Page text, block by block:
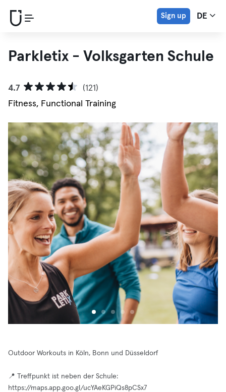
Sign up DE
Parkletix - Volksgarten Schule
4.7
(121)
Fitness, Functional Training
Outdoor Workouts in Köln, Bonn und Düsseldorf
📍 Treffpunkt ist neben der Schule:
https://maps.app.goo.gl/ucYAeKGPiQs8pCSx7